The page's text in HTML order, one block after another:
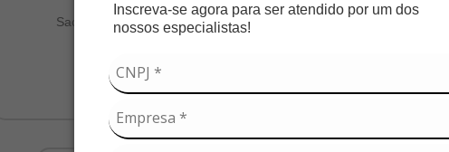
Inscreva-se agora para ser atendido por um dos
nossos especialistas!
Sacos de Presente
REF.: 421
Sacos de Presente